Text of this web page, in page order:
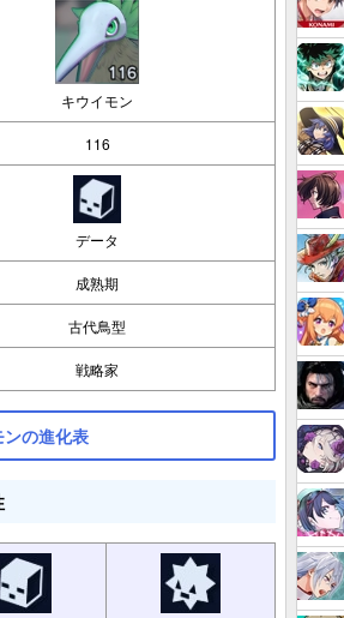
キウイモン
116
データ
成熟期
古代鳥型
戦略家
の進化表